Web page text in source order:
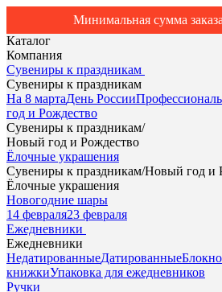
Минимальная сумма
Каталог
Компания
Сувениры к праздникам
Сувениры к праздникам
На 8 мартаДень России
год и Рождество
Сувениры к праздникам/
Новый год и Рождество
Ёлочные украшения
Сувениры к праздникам/Новый год и
Ёлочные украшения
Новогодние шары
14 февраля23 февраля
Ежедневники
Ежедневники
НедатированныеДатированные
книжкиУпаковка для ежедневников
Ручки